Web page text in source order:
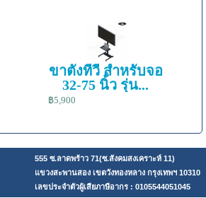
ขาตั้งทีวี สำหรับจอ
32-75 นิ้ว รุ่น...
฿5,900
555 ซ.ลาดพร้าว 71(ซ.สังคมสงเคราะห์ 11)
แขวงสะพานสอง เขตวังทองหลาง กรุงเทพฯ 10310
เลขประจำตัวผู้เสียภาษีอากร : 0105544051045